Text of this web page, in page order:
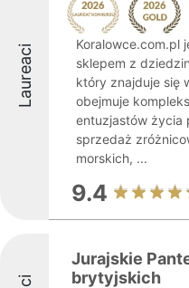
Laureaci
Koralowce.com.pl
sklepem z
który znajduje się
obejmuje
entuzjastów życia
sprzedaż
morskich, ...
9.4
Jurajskie
brytyjskich